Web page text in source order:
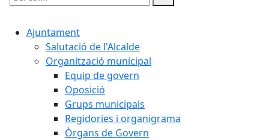
Cercar:
Ajuntament
Salutació de l'Alcalde
Organització municipal
Equip de govern
Oposició
Grups municipals
Regidories i organigrama
Òrgans de Govern